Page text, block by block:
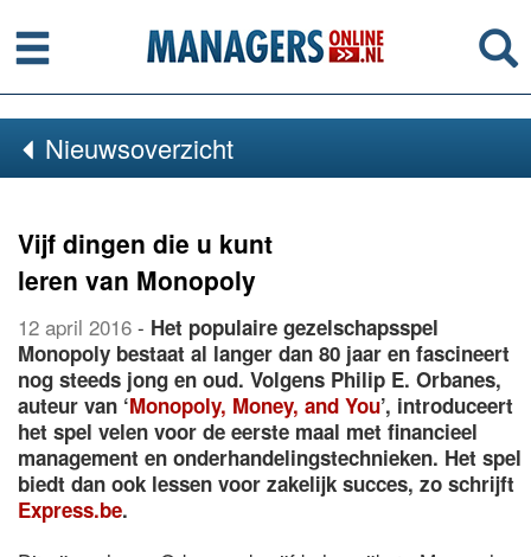
Menu
Nieuwsoverzicht
Vijf dingen die u kunt
leren van Monopoly
12 april 2016 - Het populaire gezelschapsspel
Monopoly bestaat al langer dan 80 jaar en fascineert
nog steeds jong en oud. Volgens Philip E. Orbanes,
auteur van ‘Monopoly, Money, and You’, introduceert
het spel velen voor de eerste maal met financieel
management en onderhandelingstechnieken. Het spel
biedt dan ook lessen voor zakelijk succes, zo schrijft
Express.be.